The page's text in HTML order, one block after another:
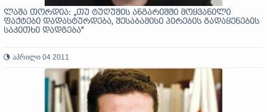
ლაშა თორდია: „თუ ტუღუშის ანგარიშში მოყვანილი
ფაქტები დადასტურდება, შესაბამისი პირების გადაყენების
საკითხი დადგება“
აპრილი 04 2011